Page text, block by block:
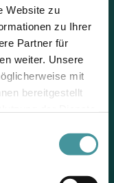
Website zu
zu Ihrer
Partner für
weiter. Unsere
mit
bereitgestellt